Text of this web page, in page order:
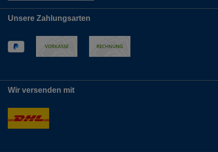
Unsere Zahlungsarten
Wir versenden mit